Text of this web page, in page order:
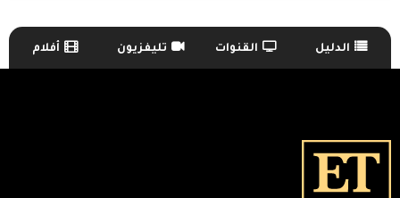
TV Guide Menu الدليل القنوات تليفزيون أفلام